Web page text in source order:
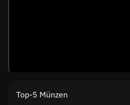
Top-5 Münzen